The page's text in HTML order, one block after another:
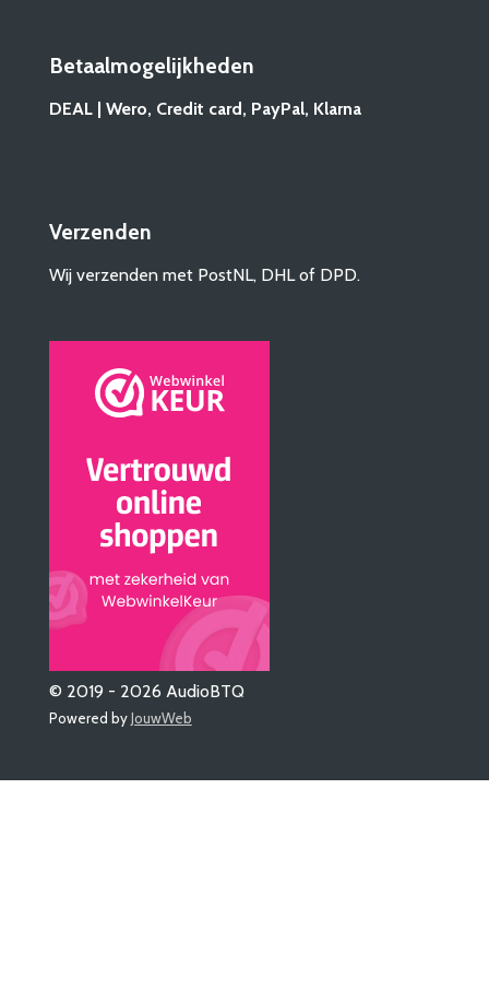
Betaalmogelijkheden
DEAL | Wero, Credit card, PayPal, Klarna
Verzenden
Wij verzenden met PostNL, DHL of DPD.
© 2019 - 2026 AudioBTQ
Powered byJouwWeb